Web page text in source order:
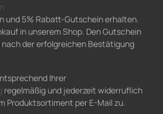
und 5% Rabatt-Gutschein erhalten.
in unserem Shop. Den Gutschein
nach der erfolgreichen Bestätigung
Ihrer
regelmäßig und jederzeit widerruflich
Produktsortiment per E-Mail zu.